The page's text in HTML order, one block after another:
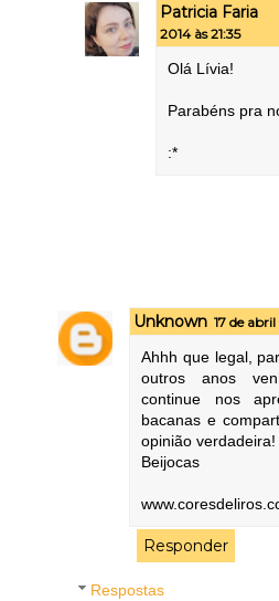
Patricia Faria
2014 às 21:35
Olá Lívia!
Parabéns pra
:*
Unknown 17 de
Ahhh que legal,
outros anos
continue nos
bacanas e
opinião verdadeira!
Beijocas
Responder
Respostas